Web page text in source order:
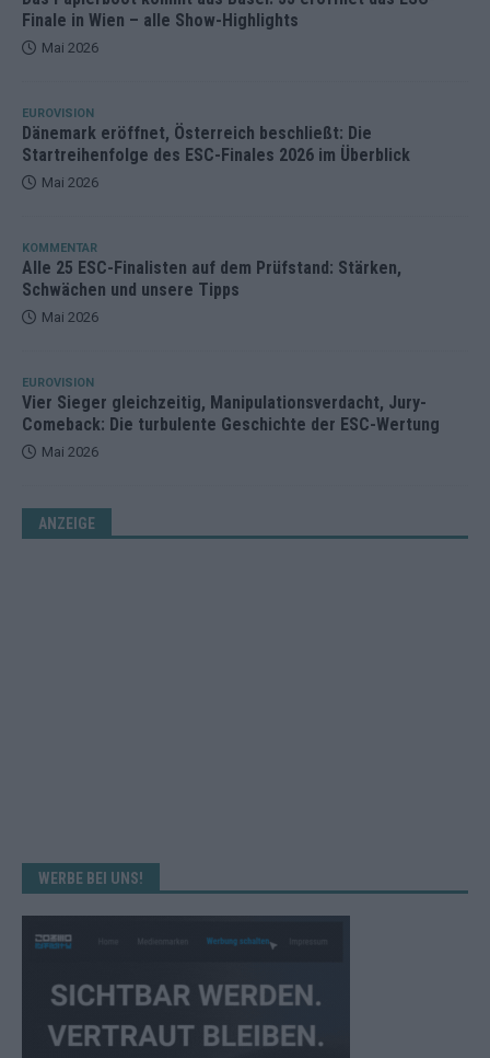
Finale in Wien – alle Show-Highlights
Mai 2026
EUROVISION
Dänemark eröffnet, Österreich beschließt: Die
Startreihenfolge des ESC-Finales 2026 im Überblick
Mai 2026
KOMMENTAR
Alle 25 ESC-Finalisten auf dem Prüfstand: Stärken,
Schwächen und unsere Tipps
Mai 2026
EUROVISION
Vier Sieger gleichzeitig, Manipulationsverdacht, Jury-
Comeback: Die turbulente Geschichte der ESC-Wertung
Mai 2026
ANZEIGE
WERBE BEI UNS!